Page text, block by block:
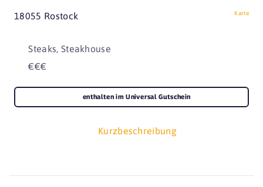
18055 Rostock Karte
Steaks, Steakhouse
€€€
Kurzbeschreibung
enthalten im Universal Gutschein